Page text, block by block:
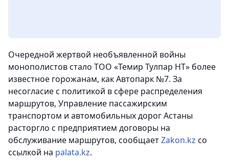
Очередной жертвой необъявленной войны
монополистов стало ТОО «Темир Тулпар НТ» более
известное горожанам, как Автопарк №7. За
несогласие с политикой в сфере распределения
маршрутов, Управление пассажирским
транспортом и автомобильных дорог Астаны
расторгло с предприятием договоры на
обслуживание маршрутов, сообщаетZakon.kz со
ссылкой на palata.kz.